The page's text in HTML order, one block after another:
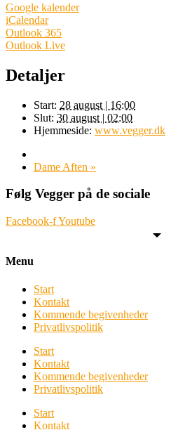
Google kalender
iCalendar
Outlook 365
Outlook Live
Detaljer
Start: 28 august | 16:00
Slut: 30 august | 02:00
Hjemmeside: www.vegger.dk
Dame Aften »
Følg Vegger på de sociale
Facebook-fYoutube
Menu
Start
Kontakt
Kommende begivenheder
Privatlivspolitik
Start
Kontakt
Kommende begivenheder
Privatlivspolitik
Start
Kontakt